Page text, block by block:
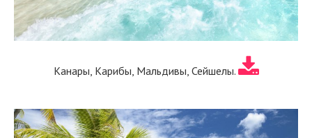
Канары, Карибы, Мальдивы, Сейшелы.